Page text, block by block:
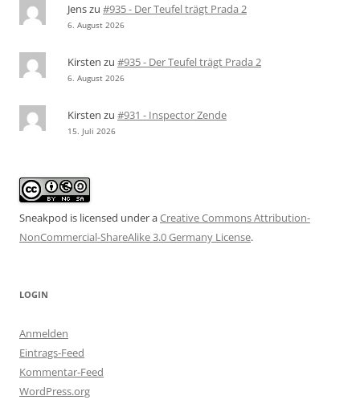
Jenszu #935 - Der Teufel trägt Prada 2
6. August 2026
Kirsten zu #935 - Der Teufel trägt Prada 2
6. August 2026
Kirsten zu #931 - Inspector Zende
15. Juli 2026
Sneakpod is licensed under aCreative Commons Attribution-
NonCommercial-ShareAlike 3.0 Germany License.
LOGIN
Anmelden
Eintrags-Feed
Kommentar-Feed
WordPress.org